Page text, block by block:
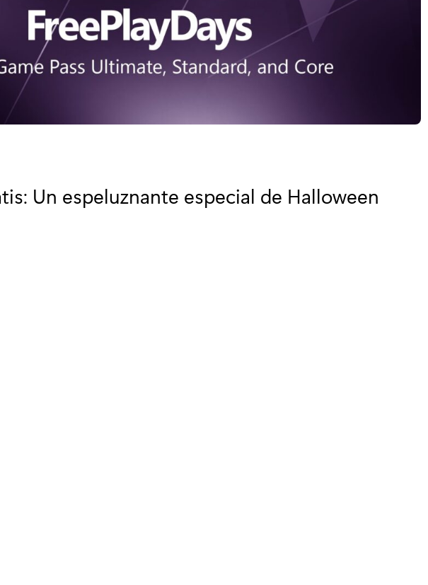
Un espeluznante especial de Halloween